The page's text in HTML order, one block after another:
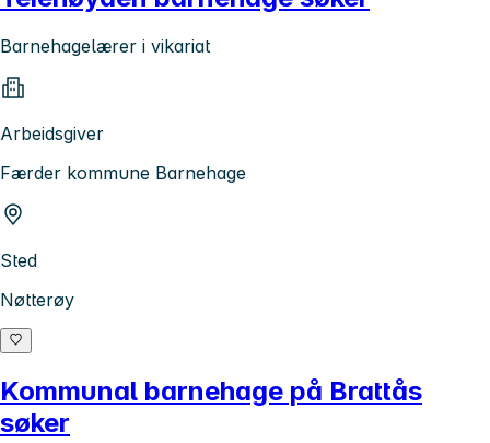
Barnehagelærer i vikariat
Arbeidsgiver
Færder kommune Barnehage
Sted
Nøtterøy
Kommunal barnehage på Brattås
søker